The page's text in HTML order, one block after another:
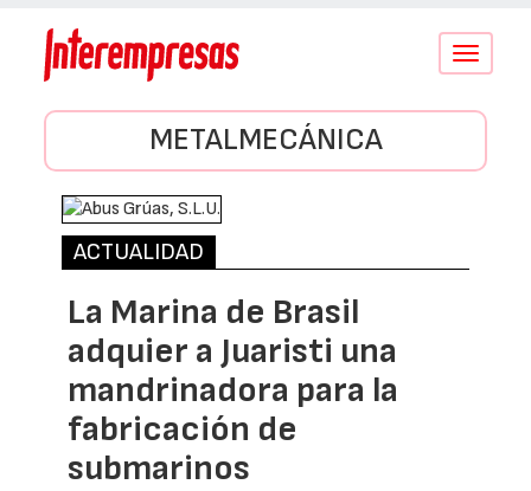
Conmutar
METALMECÁNICA
ACTUALIDAD
La Marina de Brasil
adquier a Juaristi una
mandrinadora para la
fabricación de
submarinos